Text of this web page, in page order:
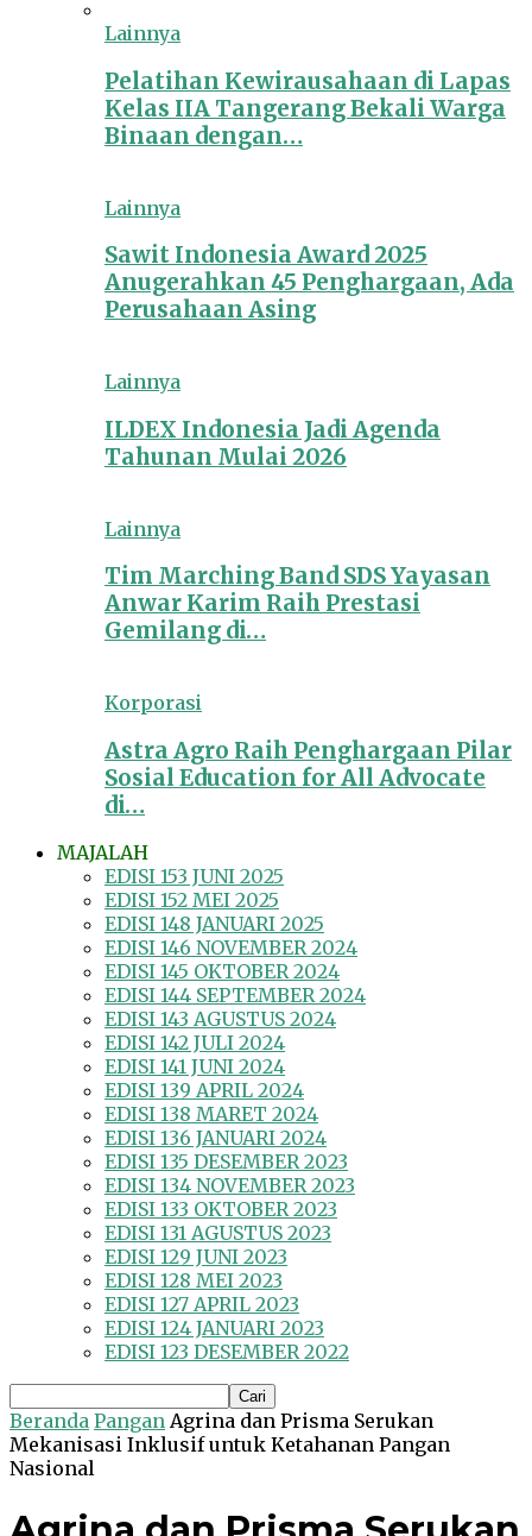
Lainnya
Pelatihan Kewirausahaan di Lapas
Kelas IIA Tangerang Bekali Warga
Binaan dengan…
Lainnya
Sawit Indonesia Award 2025
Anugerahkan 45 Penghargaan, Ada
Perusahaan Asing
Lainnya
ILDEX Indonesia Jadi Agenda
Tahunan Mulai 2026
Lainnya
Tim Marching Band SDS Yayasan
Anwar Karim Raih Prestasi
Gemilang di…
Korporasi
Astra Agro Raih Penghargaan Pilar
Sosial Education for All Advocate
di…
MAJALAH
EDISI 153 JUNI 2025
EDISI 152 MEI 2025
EDISI 148 JANUARI 2025
EDISI 146 NOVEMBER 2024
EDISI 145 OKTOBER 2024
EDISI 144 SEPTEMBER 2024
EDISI 143 AGUSTUS 2024
EDISI 142 JULI 2024
EDISI 141 JUNI 2024
EDISI 139 APRIL 2024
EDISI 138 MARET 2024
EDISI 136 JANUARI 2024
EDISI 135 DESEMBER 2023
EDISI 134 NOVEMBER 2023
EDISI 133 OKTOBER 2023
EDISI 131 AGUSTUS 2023
EDISI 129 JUNI 2023
EDISI 128 MEI 2023
EDISI 127 APRIL 2023
EDISI 124 JANUARI 2023
EDISI 123 DESEMBER 2022
Beranda Pangan Agrina dan Prisma Serukan
Mekanisasi Inklusif untuk Ketahanan Pangan
Nasional